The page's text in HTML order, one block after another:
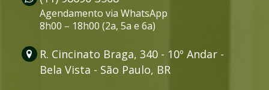
Agendamento via WhatsApp
8h00 – 18h00 (2a, 5a e 6a)
R. Cincinato Braga, 340 - 10º Andar -
Bela Vista - São Paulo, BR